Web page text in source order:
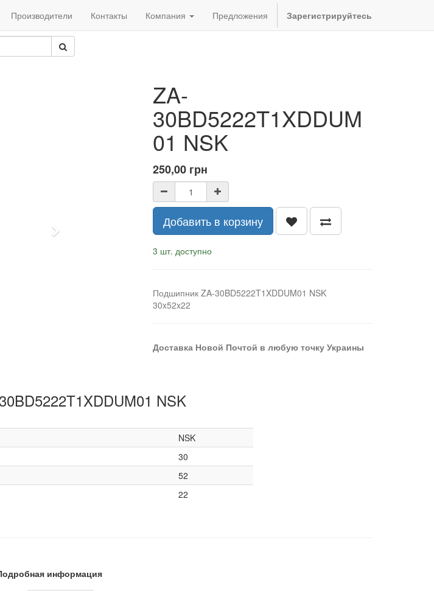
Производители Контакты Компания Предложения Зарегистрируйтесь
Next
ZA-
30BD5222T1XDDUM
01 NSK
250,00 грн
Добавить в корзину
3 шт. доступно
Подшипник ZA-30BD5222T1XDDUM01 NSK
30x52x22
Доставка Новой Почтой в любую точку Украины
NSK
NSK
30
52
22
информация